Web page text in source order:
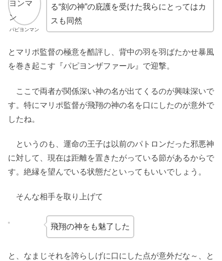
パピヨンマン
る“刻の神”の庇護を受けた我らにとってはカ
スも同然
とマリポ監督の極意を酷評し、背中の羽を羽ばたかせ暴風
を巻き起こす『パピヨンザファール』で迎撃。
ここで両者が関係深い神の名が出てくるのが興味深いで
す。特にマリポ監督が飛翔の神の名を口にしたのが意外で
したね。
というのも、運命の王子は以前のパトロンだった邪悪神
に対して、現在は距離を置きたがっている節があるからで
す。絶縁を望んでいる状態だといってもいいでしょう。
そんな相手を取り上げて
飛翔の神をも魅了した
と、なまじそれを誇らしげに口にした点が意外だな～、と